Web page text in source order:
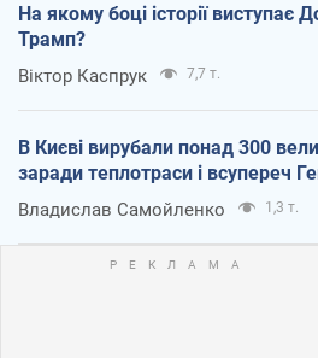
На якому боці історії виступає
Трамп?
Віктор Каспрук 7,7 т.
В Києві вирубали понад 300
заради теплотраси і всупереч
Владислав Самойленко 1,3 т.